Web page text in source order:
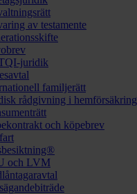
av testamente
juridik
familjerätt
rådgivning i hemförsäkring
och köpebrev
och LVM